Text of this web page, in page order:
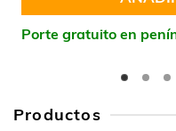
Porte gratuito en
Productos